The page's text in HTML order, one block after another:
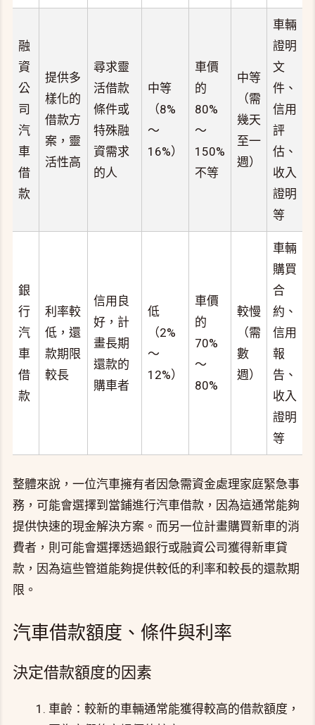
融
資
公
司
汽
車
借
款
提供多
樣化的
借款方
案，靈
活性高
尋求靈
活借款
條件或
特殊融
資需求
的人
中等
（8%
～
16%）
車價
的
80%
～
150%
不等
中等
（需
幾天
至一
週）
車輛
證明
文
件、
信用
評
估、
收入
證明
等
銀
行
汽
車
借
款
利率較
低，還
款期限
較長
信用良
好，計
畫長期
還款的
購車者
低
（2%
～
12%）
車價
的
70%
～
80%
較慢
（需
數
週）
車輛
購買
合
約、
信用
報
告、
收入
證明
等
整體來說，一位汽車擁有者因急需資金處理家庭緊急事
務，可能會選擇到當鋪進行汽車借款，因為這通常能夠
提供快速的現金解決方案。而另一位計畫購買新車的消
費者，則可能會選擇透過銀行或融資公司獲得新車貸
款，因為這些管道能夠提供較低的利率和較長的還款期
限。
汽車借款額度、條件與利率
決定借款額度的因素
車齡：較新的車輛通常能獲得較高的借款額度，